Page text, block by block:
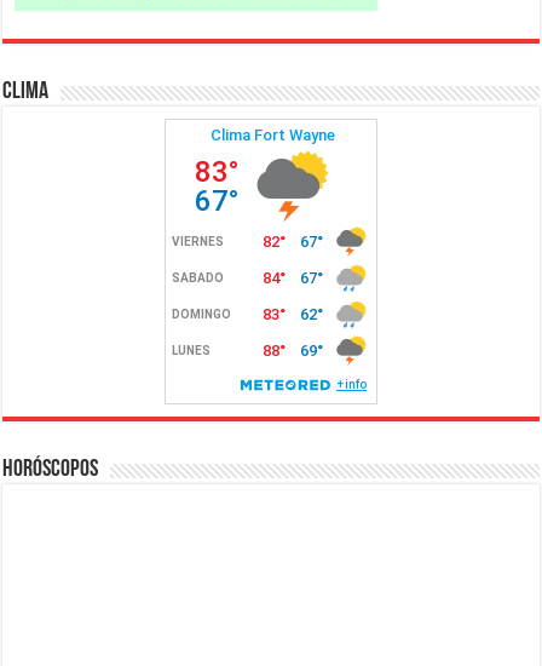
Clima
Horóscopos